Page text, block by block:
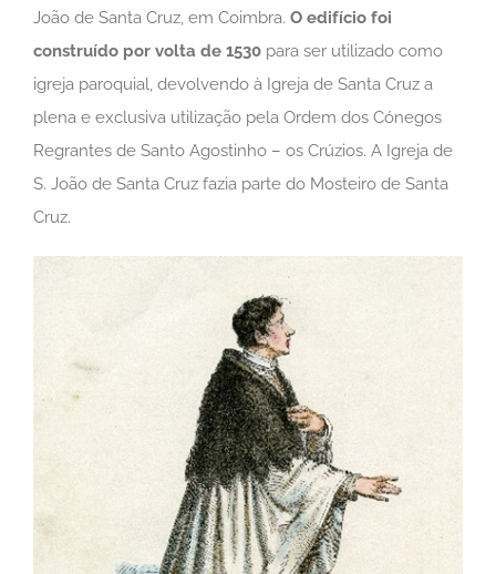
João de Santa Cruz, em Coimbra. O edifício foi
construído por volta de 1530 para ser utilizado como
igreja paroquial, devolvendo à Igreja de Santa Cruz a
plena e exclusiva utilização pela Ordem dos Cónegos
Regrantes de Santo Agostinho – os Crúzios. A Igreja de
S. João de Santa Cruz fazia parte do Mosteiro de Santa
Cruz.